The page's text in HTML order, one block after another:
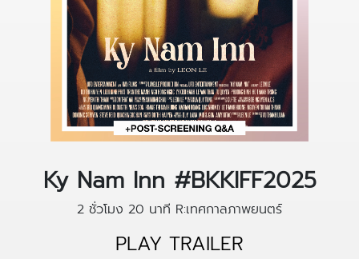
Ky Nam Inn #BKKIFF2025
2 ชั่วโมง 20 นาที R:เทศกาลภาพยนตร์
PLAY TRAILER